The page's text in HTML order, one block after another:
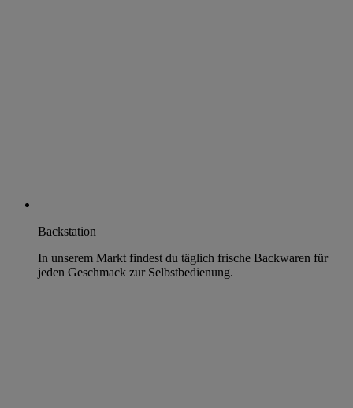
Backstation
In unserem Markt findest du täglich frische Backwaren für
jeden Geschmack zur Selbstbedienung.